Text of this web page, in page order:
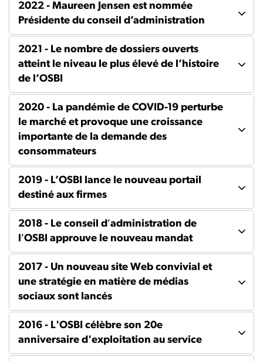
2022 - Maureen Jensen est nommée
Présidente du conseil d’administration
2021 - Le nombre de dossiers ouverts
atteint le niveau le plus élevé de l’histoire
de l’OSBI
2020 - La pandémie de COVID-19 perturbe
le marché et provoque une croissance
importante de la demande des
consommateurs
2019 - L’OSBI lance le nouveau portail
destiné aux firmes
2018 - Le conseil dʹadministration de
lʹOSBI approuve le nouveau mandat
2017 - Un nouveau site Web convivial et
une stratégie en matière de médias
sociaux sont lancés
2016 - L'OSBI célèbre son 20e
anniversaire d'exploitation au service